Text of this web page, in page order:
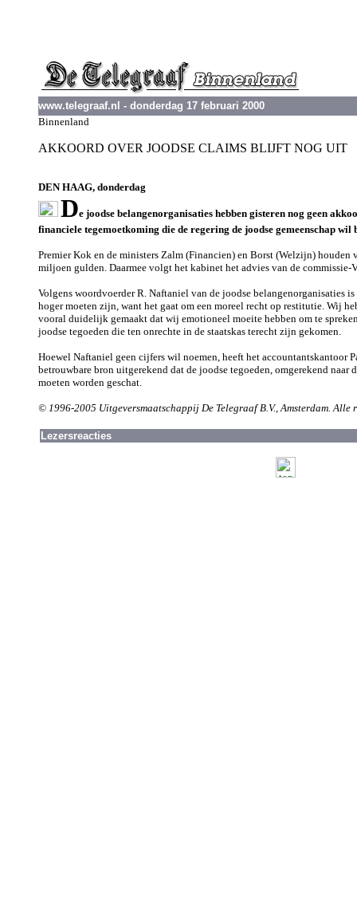
www.telegraaf.nl - donderdag 17 februari 2000
Binnenland
AKKOORD OVER JOODSE CLAIMS BLIJFT NOG UIT
DEN HAAG, donderdag
De joodse belangenorganisaties hebben gisteren nog geen
financiele tegemoetkoming die de regering de joodse gemeenschap wil
Premier Kok en de ministers Zalm (Financien) en Borst (Welzijn) houden
miljoen gulden. Daarmee volgt het kabinet het advies van de commissie-
Volgens woordvoerder R. Naftaniel van de joodse belangenorganisaties
hoger moeten zijn, want het gaat om een moreel recht op restitutie. Wij
vooral duidelijk gemaakt dat wij emotioneel moeite hebben om te
joodse tegoeden die ten onrechte in de staatskas terecht zijn gekomen.
Hoewel Naftaniel geen cijfers wil noemen, heeft het accountantskantoor
betrouwbare bron uitgerekend dat de joodse tegoeden, omgerekend
moeten worden geschat.
© 1996-2005 Uitgeversmaatschappij De Telegraaf B.V., Amsterdam. Alle
Lezersreacties